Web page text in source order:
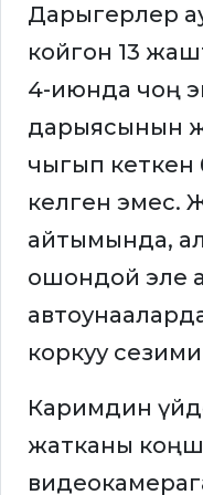
Дарыгерлер
койгон 13
4-июнда чоң
дарыясынын
чыгып кеткен
келген эмес.
айтымында, ал
ошондой эле
коркуу
Каримдин
жатканы